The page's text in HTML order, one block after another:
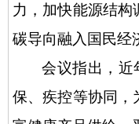
力，加快能源结
碳导向融入国民经
会议指出，近
保、疾控等协同，